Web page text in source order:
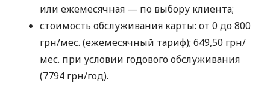
или ежемесячная — по выбору клиента;
стоимость обслуживания карты: от 0 до 800
грн/мес. (ежемесячный тариф); 649,50 грн/
мес. при условии годового обслуживания
(7794 грн/год).